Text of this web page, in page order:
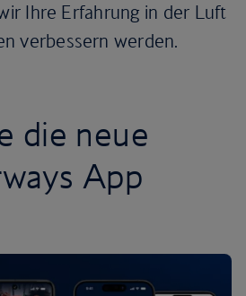
Ihre Erfahrung in der Luft
verbessern werden.
die neue
App